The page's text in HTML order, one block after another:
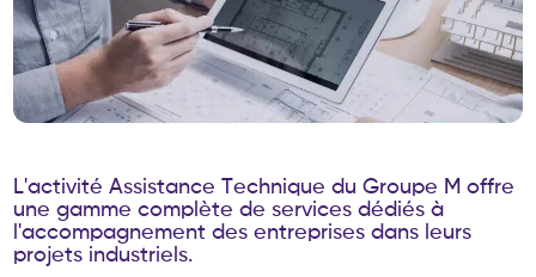
L'activité Assistance Technique du Groupe M offre
une gamme comp lète de services dédiés à
l'accompagnement des entreprises dans leurs
projets industrie ls.